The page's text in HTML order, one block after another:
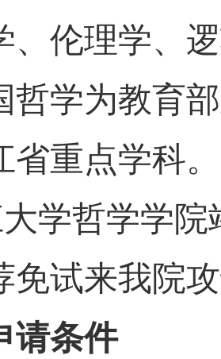
、伦理学、
哲学为教育
省重点学科。
学哲学学
免试来我院
请条件